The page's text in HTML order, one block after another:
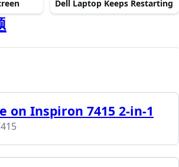
Dell Laptop Keeps Restarting
on Inspiron 7415 2-in-1